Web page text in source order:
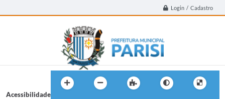
Login / Cadastro
Acessibilidade